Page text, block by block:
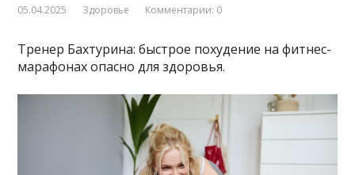
05.04.2025 Здоровье Комментарии: 0
Тренер Бахтурина: быстрое похудение на фитнес-
марафонах опасно для здоровья.